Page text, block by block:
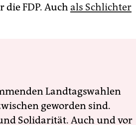
FDP. Auch als Schlichter
Landtagswahlen
geworden sind.
Solidarität. Auch und vor